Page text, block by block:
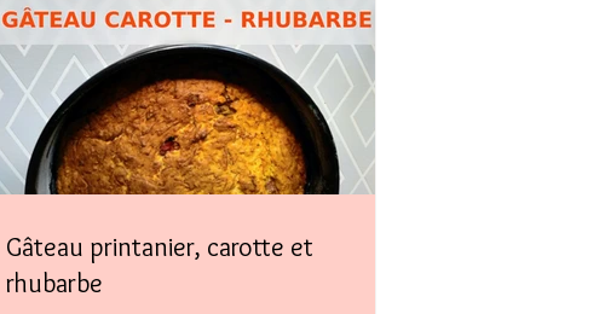
Gâteau printanier, carotte et
rhubarbe